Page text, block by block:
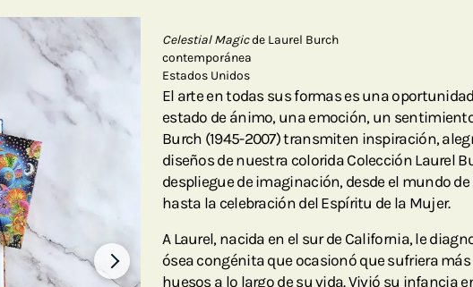
Celestial Magicde Laurel Burch
contemporánea
Estados Unidos
El arte en todas sus formas es una
estado de ánimo, una emoción, un
Burch (1945-2007) transmiten inspiración,
diseños de nuestra colorida Colección Laurel
despliegue de imaginación, desde el mundo
hasta la celebración del Espíritu de la Mujer.
A Laurel, nacida en el sur de California, le
ósea congénita que ocasionó que sufriera
huesos a lo largo de su vida. Vivió su infancia